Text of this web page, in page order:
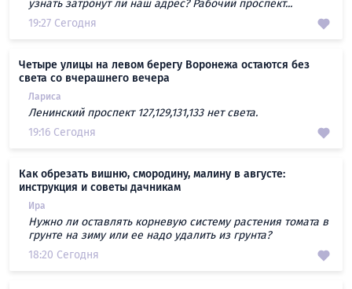
узнать затронут ли наш адрес? Рабочий проспект...
19:27 Сегодня
Четыре улицы на левом берегу Воронежа остаются без
света со вчерашнего вечера
Лариса
Ленинский проспект 127,129,131,133 нет света.
19:16 Сегодня
Как обрезать вишню, смородину, малину в августе:
инструкция и советы дачникам
Ира
Нужно ли оставлять корневую систему растения томата в
грунте на зиму или ее надо удалить из грунта?
18:20 Сегодня